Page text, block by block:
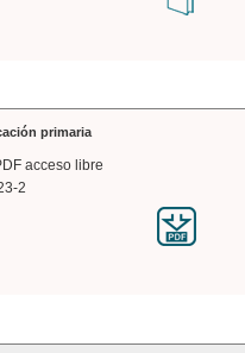
primaria
acceso libre
2